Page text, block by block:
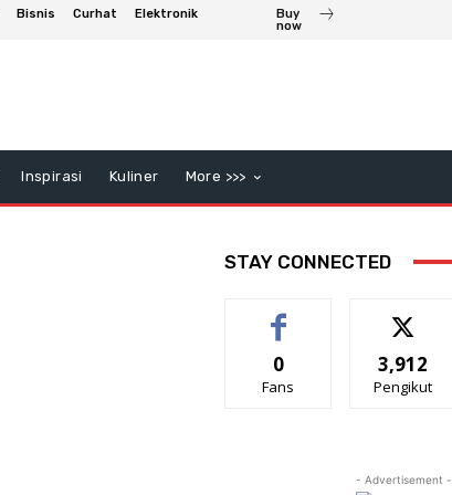
Bisnis Curhat
Elektronik
Buy
now
Inspirasi Kuliner More >>>
STAY CONNECTED
0
Fans
3,912
Pengikut
- Advertisement -